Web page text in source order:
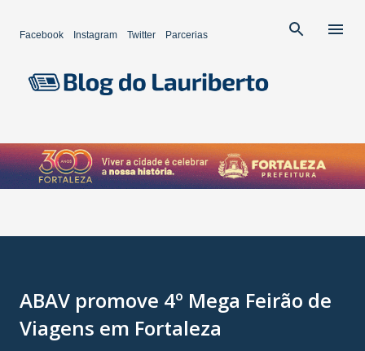
Facebook Instagram Twitter Parcerias
ABAV promove 4º Mega Feirão de
Viagens em Fortaleza